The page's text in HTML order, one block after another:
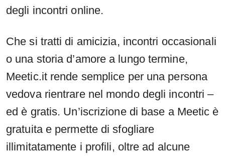
degli incontri online.
Che si tratti di amicizia, incontri occasionali
o una storia d’amore a lungo termine,
Meetic.it rende semplice per una persona
vedova rientrare nel mondo degli incontri –
ed è gratis. Un’iscrizione di base a Meetic è
gratuita e permette di sfogliare
illimitatamente i profili, oltre ad alcune